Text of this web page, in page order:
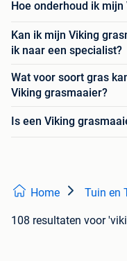
Hoe onderhoud ik
Kan ik mijn Viking
ik naar een specialist?
Wat voor soort gras
Viking grasmaaier?
Is een Viking
Home Tuin en
108 resultaten voor